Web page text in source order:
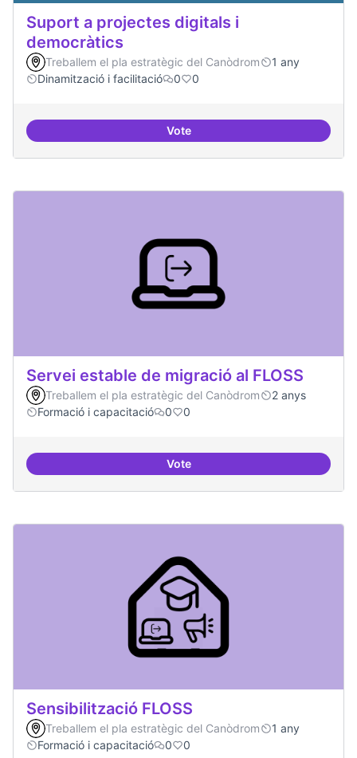
Suport a projectes digitals i
democràtics
Treballem el pla estratègic del Canòdrom
1 any
Dinamització i facilitació
0 0
VoteSuport a projectes digitals i
Servei estable de migració al FLOSS
Treballem el pla estratègic del Canòdrom
2 anys
Formació i capacitació
0 0
VoteServei estable de migració al
Sensibilització FLOSS
Treballem el pla estratègic del Canòdrom
1 any
Formació i capacitació
0 0